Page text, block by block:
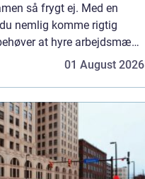
så frygt ej. Med en
nemlig komme rigtig
at hyre arbejdsmænd
arbejde. Selvfølgelig
01 August 2026